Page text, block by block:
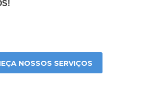
NOSSOS SERVIÇOS